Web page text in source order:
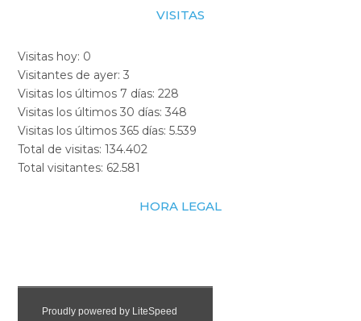
VISITAS
Visitas hoy: 0
Visitantes de ayer:3
Visitas los últimos 7 días:228
Visitas los últimos 30 días:348
Visitas los últimos 365 días:5.539
Total de visitas:134.402
Total visitantes: 62.581
HORA LEGAL